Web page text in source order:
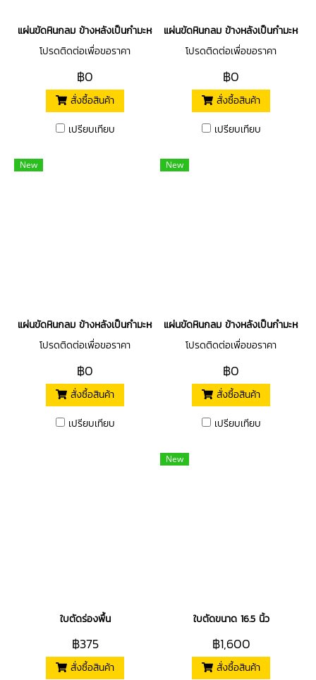
แผ่นขัดหินกลม ข้างหลังเป็นกำมะหยี่ไว้ติดตีนตุ๊กแก
โปรดติดต่อเพื่อขอราคา
฿0
สั่งซื้อสินค้า
เปรียบเทียบ
แผ่นขัดหินกลม ข้างหลังเป็นกำมะหยี่ไ
โปรดติดต่อเพื่อขอราคา
฿0
สั่งซื้อสินค้า
เปรียบเทียบ
New
แผ่นขัดหินกลม ข้างหลังเป็นกำมะหยี่ไว้ติดตีนตุ๊กแก
โปรดติดต่อเพื่อขอราคา
฿0
สั่งซื้อสินค้า
เปรียบเทียบ
New
แผ่นขัดหินกลม ข้างหลังเป็นกำมะหยี่ไ
โปรดติดต่อเพื่อขอราคา
฿0
สั่งซื้อสินค้า
เปรียบเทียบ
ใบตัดร่องพื้น
฿375
สั่งซื้อสินค้า
New
ใบตัดขนาด 16.5 นิ้ว
฿1,600
สั่งซื้อสินค้า